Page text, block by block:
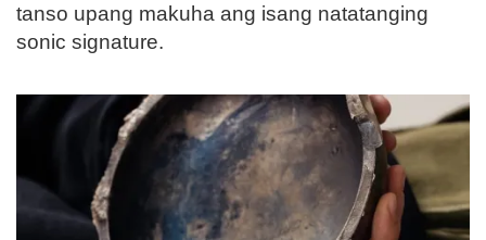
tanso upang makuha ang isang natatanging
sonic signature.